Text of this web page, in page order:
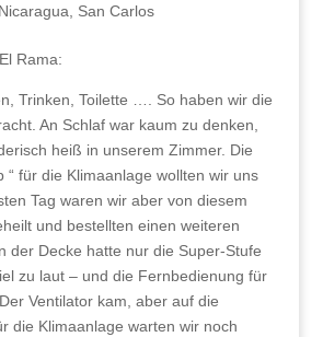
Nicaragua San Carlos
Rama:
Trinken, Toilette …. So haben wir die
An Schlaf war kaum zu denken,
heiß in unserem Zimmer. Die
“ für die Klimaanlage wollten wir uns
Tag waren wir aber von diesem
und bestellten einen weiteren
der Decke hatte nur die Super-Stufe
zu laut – und die Fernbedienung für
Ventilator kam, aber auf die
die Klimaanlage warten wir noch